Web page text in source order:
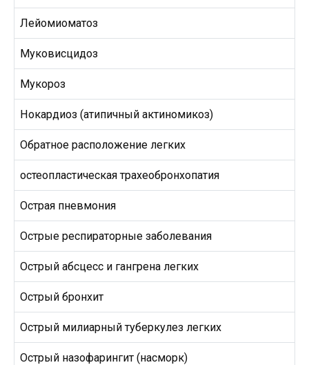
Лейомиоматоз
Муковисцидоз
Мукороз
Нокардиоз (атипичный актиномикоз)
Обратное расположение легких
остеопластическая трахеобронхопатия
Острая пневмония
Острые респираторные заболевания
Острый абсцесс и гангрена легких
Острый бронхит
Острый милиарный туберкулез легких
Острый назофарингит (насморк)